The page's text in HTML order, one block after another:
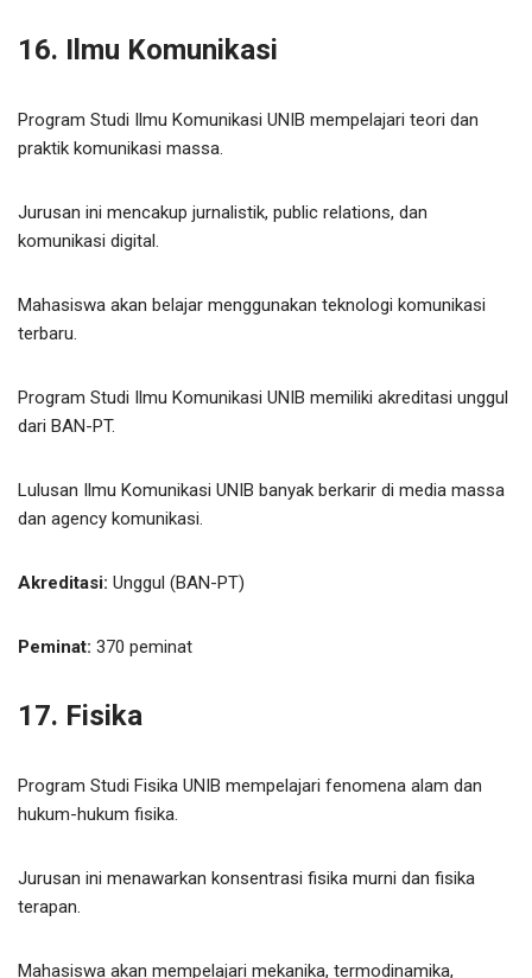
16. Ilmu Komunikasi
Program Studi Ilmu Komunikasi UNIB mempelajari teori dan
praktik komunikasi massa.
Jurusan ini mencakup jurnalistik, public relations, dan
komunikasi digital.
Mahasiswa akan belajar menggunakan teknologi komunikasi
terbaru.
Program Studi Ilmu Komunikasi UNIB memiliki akreditasi unggul
dari BAN-PT.
Lulusan Ilmu Komunikasi UNIB banyak berkarir di media massa
dan agency komunikasi.
Akreditasi: Unggul (BAN-PT)
Peminat: 370 peminat
17. Fisika
Program Studi Fisika UNIB mempelajari fenomena alam dan
hukum-hukum fisika.
Jurusan ini menawarkan konsentrasi fisika murni dan fisika
terapan.
Mahasiswa akan mempelajari mekanika, termodinamika,